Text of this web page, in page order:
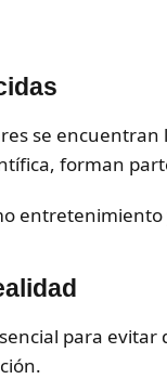
se
forman
para